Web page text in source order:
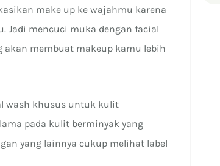
make up ke wajahmu karena
Jadi mencuci muka dengan facial
membuat makeup kamu lebih
wash khusus untuk kulit
pada kulit berminyak yang
yang lainnya cukup melihat label